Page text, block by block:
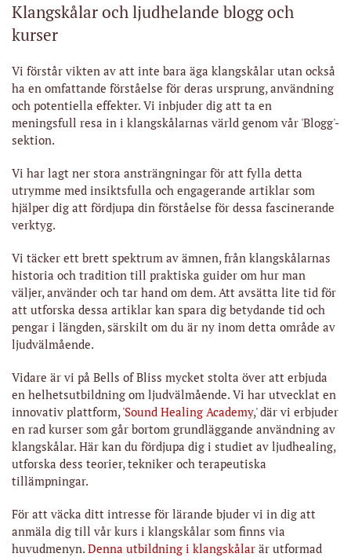
Klangskålar och ljudhelande blogg och
kurser
Vi förstår vikten av att inte bara äga klangskålar utan också
ha en omfattande förståelse för deras ursprung, användning
och potentiella effekter. Vi inbjuder dig att ta en
meningsfull resa in i klangskålarnas värld genom vår 'Blogg'-
sektion.
Vi har lagt ner stora ansträngningar för att fylla detta
utrymme med insiktsfulla och engagerande artiklar som
hjälper dig att fördjupa din förståelse för dessa fascinerande
verktyg.
Vi täcker ett brett spektrum av ämnen, från klangskålarnas
historia och tradition till praktiska guider om hur man
väljer, använder och tar hand om dem. Att avsätta lite tid för
att utforska dessa artiklar kan spara dig betydande tid och
pengar i längden, särskilt om du är ny inom detta område av
ljudvälmående.
Vidare är vi på Bells of Bliss mycket stolta över att erbjuda
en helhetsutbildning om ljudvälmående. Vi har utvecklat en
innovativ plattform, 'Sound Healing Academy,' där vi erbjuder
en rad kurser som går bortom grundläggande användning av
klangskålar. Här kan du fördjupa dig i studiet av ljudhealing,
utforska dess teorier, tekniker och terapeutiska
tillämpningar.
För att väcka ditt intresse för lärande bjuder vi in dig att
anmäla dig till vår kurs i klangskålar som finns via
huvudmenyn. Denna utbildning i klangskålar är utformad